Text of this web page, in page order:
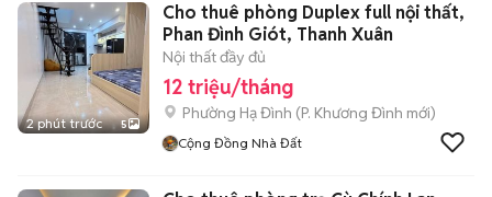
2 phút trước 5
Cho thuê phòng Duplex full nội thất,
Phan Đình Giót, Thanh Xuân
Nội thất đầy đủ
12 triệu/tháng
Phường Hạ Đình (P. Khương Đình mới)
Cộng Đồng Nhà Đất